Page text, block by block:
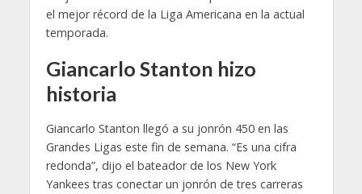
el mejor récord de la Liga Americana en la actual
temporada.
Giancarlo Stanton hizo
historia
Giancarlo Stanton llegó a su jonrón 450 en las
Grandes Ligas este fin de semana. “Es una cifra
redonda”, dijo el bateador de los New York
Yankees tras conectar un jonrón de tres carreras